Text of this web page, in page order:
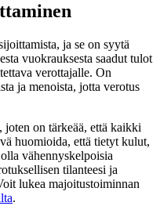
ja se on syytä
vuokrauksesta saadut tulot
verottajalle. On
ja menoista, jotta verotus
on tärkeää, että kaikki
huomioida, että tietyt kulut,
vähennyskelpoisia
tilanteesi ja
lukea majoitustoiminnan
.